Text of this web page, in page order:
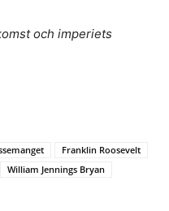
och imperiets
Franklin Roosevelt
William Jennings Bryan